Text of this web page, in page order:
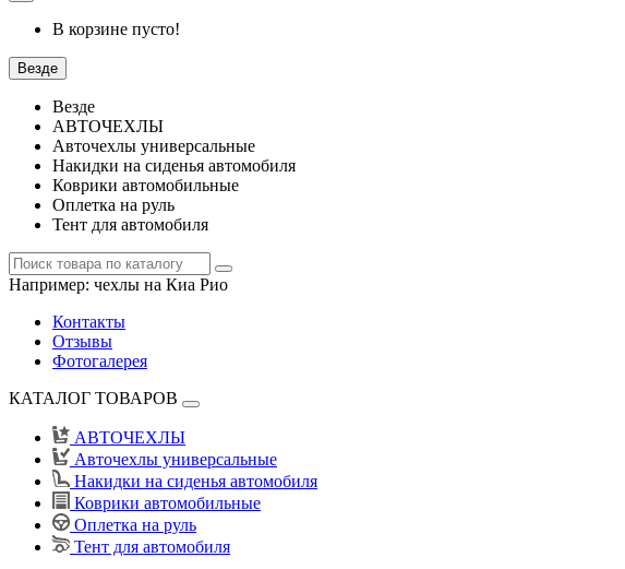
В корзине пусто!
Везде
Везде
АВТОЧЕХЛЫ
Авточехлы универсальные
Накидки на сиденья автомобиля
Коврики автомобильные
Оплетка на руль
Тент для автомобиля
Например: чехлы на Киа Рио
Контакты
Отзывы
Фотогалерея
КАТАЛОГ ТОВАРОВ
АВТОЧЕХЛЫ
Авточехлы универсальные
Накидки на сиденья автомобиля
Коврики автомобильные
Оплетка на руль
Тент для автомобиля